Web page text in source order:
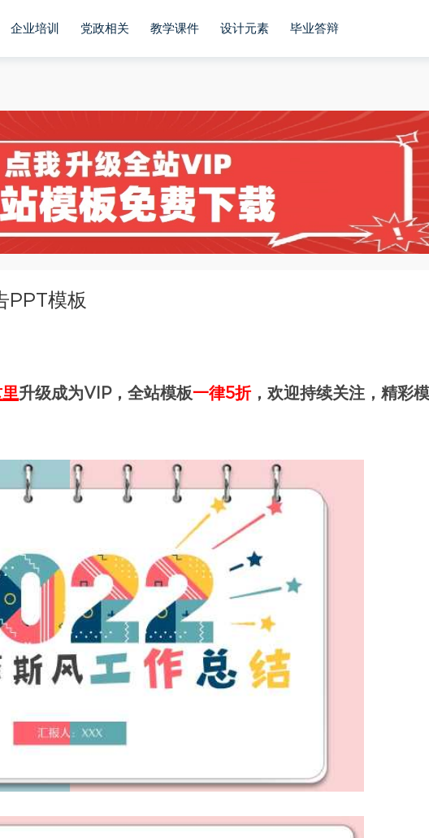
企业培训 党政相关 教学课件 设计元素 毕业答辩
PPT模板
里升级成为VIP，全站模板一律5折，欢迎持续关注，精彩